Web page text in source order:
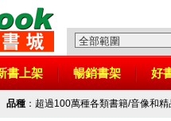
書上架 暢銷書架 好
品種 ：超過100萬種各類書籍/音像和